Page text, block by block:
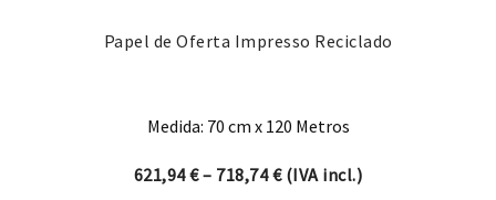
Papel de Oferta Impresso Reciclado
Medida: 70 cm x 120 Metros
621,94€– 718,74€Price range: 621,94 €
(IVA incl.)